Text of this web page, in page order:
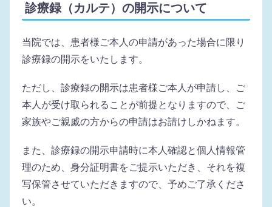
診療録（カルテ）の開示について
当院では、患者様ご本人の申請があった場合に限り
診療録の開示をいたします。
ただし、診療録の開示は患者様ご本人が申請し、ご
本人が受け取られることが前提となりますので、ご
家族やご親戚の方からの申請はお請けしかねます。
また、診療録の開示申請時に本人確認と個人情報管
理のため、身分証明書をご提示いただき、それを複
写保管させていただきますので、予めご了承くださ
い。